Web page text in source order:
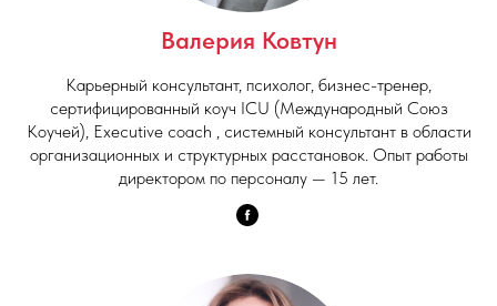
Валерия Ковтун
Карьерный консультант, психолог, бизнес-тренер,
сертифицированный коуч ICU (Международный Союз
Коучей), Executive coach , системный консультант в области
организационных и структурных расстановок. Опыт работы
директором по персоналу — 15 лет.